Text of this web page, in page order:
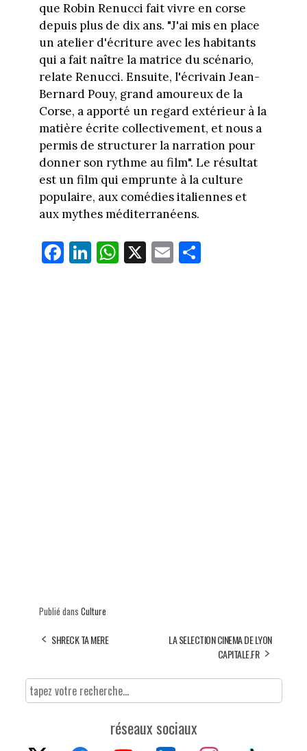
que Robin Renucci fait vivre en corse
depuis plus de dix ans. "J'ai mis en place
un atelier d'écriture avec les habitants
qui a fait naître la matrice du scénario,
relate Renucci. Ensuite, l'écrivain Jean-
Bernard Pouy, grand amoureux de la
Corse, a apporté un regard extérieur à la
matière écrite collectivement, et nous a
permis de structurer la narration pour
donner son rythme au film". Le résultat
est un film qui emprunte à la culture
populaire, aux comédies italiennes et
aux mythes méditerranéens.
Fa
ce
Li
nk
W
ha
X E
m
Pa
rt
Publié dans Culture
SHRECK TA MERE
LA SELECTION CINEMA DE LYON
CAPITALE.FR
réseaux sociaux